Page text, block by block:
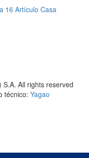
16 Artículo Casa
All rights reserved
técnico: Yagao